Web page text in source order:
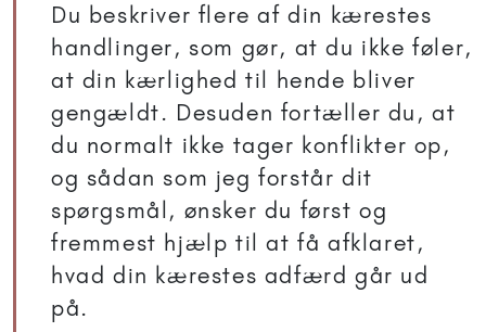
Du beskriver flere af din kærestes
handlinger, som gør, at du ikke føler,
at din kærlighed til hende bliver
gengældt. Desuden fortæller du, at
du normalt ikke tager konflikter op,
og sådan som jeg forstår dit
spørgsmål, ønsker du først og
fremmest hjælp til at få afklaret,
hvad din kærestes adfærd går ud
på.